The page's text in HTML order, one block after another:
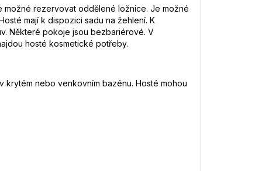
rezervovat oddělené ložnice. Je možné
mají k dispozici sadu na žehlení. K
Některé pokoje jsou bezbariérové. V
hosté kosmetické potřeby.
nebo venkovním bazénu. Hosté mohou